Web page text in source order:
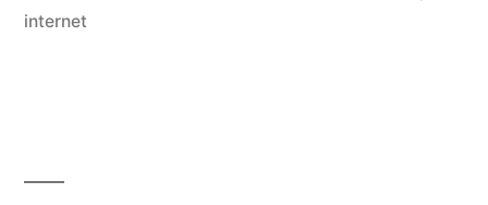
internet